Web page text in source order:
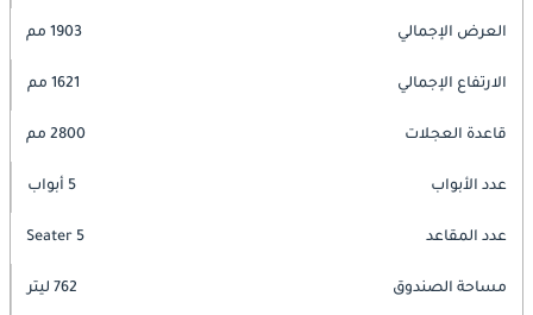
العرض الإجمالي 1903 مم
الارتفاع الإجمالي 1621 مم
قاعدة العجلات 2800 مم
عدد الأبواب 5 أبواب
عدد المقاعد 5 Seater
مساحة الصندوق 762 ليتر